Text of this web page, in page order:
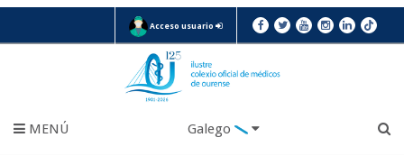
Acceso usuario
MENÚ Galego